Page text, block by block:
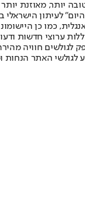
יותר, מאוזנת
הראשונה פורסמה ב-30
ערוצי חדשות
לגולשים
האתר